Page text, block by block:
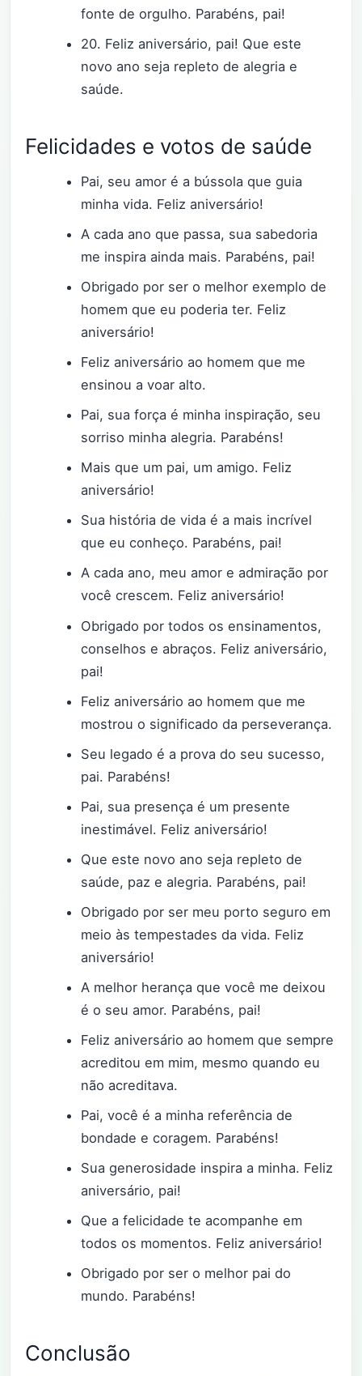
fonte de orgulho. Parabéns, pai!
20. Feliz aniversário, pai! Que este
novo ano seja repleto de alegria e
saúde.
Felicidades e votos de saúde
Pai, seu amor é a bússola que guia
minha vida. Feliz aniversário!
A cada ano que passa, sua sabedoria
me inspira ainda mais. Parabéns, pai!
Obrigado por ser o melhor exemplo de
homem que eu poderia ter. Feliz
aniversário!
Feliz aniversário ao homem que me
ensinou a voar alto.
Pai, sua força é minha inspiração, seu
sorriso minha alegria. Parabéns!
Mais que um pai, um amigo. Feliz
aniversário!
Sua história de vida é a mais incrível
que eu conheço. Parabéns, pai!
A cada ano, meu amor e admiração por
você crescem. Feliz aniversário!
Obrigado por todos os ensinamentos,
conselhos e abraços. Feliz aniversário,
pai!
Feliz aniversário ao homem que me
mostrou o significado da perseverança.
Seu legado é a prova do seu sucesso,
pai. Parabéns!
Pai, sua presença é um presente
inestimável. Feliz aniversário!
Que este novo ano seja repleto de
saúde, paz e alegria. Parabéns, pai!
Obrigado por ser meu porto seguro em
meio às tempestades da vida. Feliz
aniversário!
A melhor herança que você me deixou
é o seu amor. Parabéns, pai!
Feliz aniversário ao homem que sempre
acreditou em mim, mesmo quando eu
não acreditava.
Pai, você é a minha referência de
bondade e coragem. Parabéns!
Sua generosidade inspira a minha. Feliz
aniversário, pai!
Que a felicidade te acompanhe em
todos os momentos. Feliz aniversário!
Obrigado por ser o melhor pai do
mundo. Parabéns!
Conclusão